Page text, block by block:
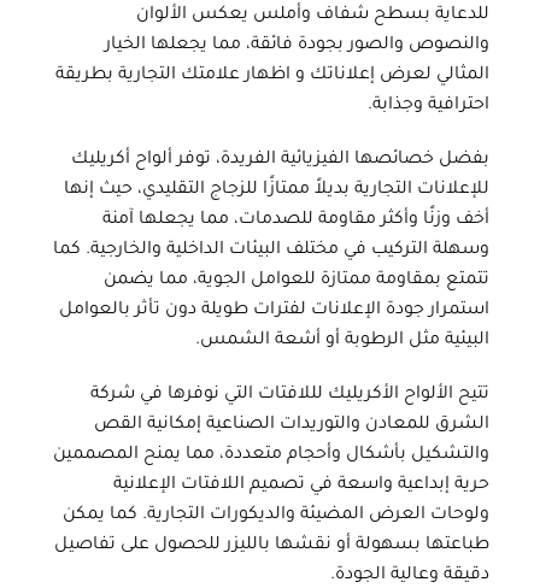
للدعاية بسطح شفاف وأملس يعكس الألوان
والنصوص والصور بجودة فائقة، مما يجعلها الخيار
المثالي لعرض إعلاناتك و اظهار علامتك التجارية بطريقة
احترافية وجذابة.
بفضل خصائصها الفيزيائية الفريدة، توفرألواح أكريليك
للإعلانات التجارية بديلاً ممتازًا للزجاج التقليدي، حيث إنها
أخف وزنًا وأكثر مقاومة للصدمات، مما يجعلها آمنة
وسهلة التركيب في مختلف البيئات الداخلية والخارجية. كما
تتمتع بمقاومة ممتازة للعوامل الجوية، مما يضمن
استمرار جودة الإعلانات لفترات طويلة دون تأثر بالعوامل
البيئية مثل الرطوبة أو أشعة الشمس.
تتيح الألواح الأكريليك لللافتات التي نوفرها في شركة
الشرق للمعادن والتوريدات الصناعية إمكانية القص
والتشكيل بأشكال وأحجام متعددة، مما يمنح المصممين
حرية إبداعية واسعة في تصميم اللافتات الإعلانية
ولوحات العرض المضيئة والديكورات التجارية. كما يمكن
طباعتها بسهولة أو نقشها بالليزر للحصول على تفاصيل
دقيقة وعالية الجودة.